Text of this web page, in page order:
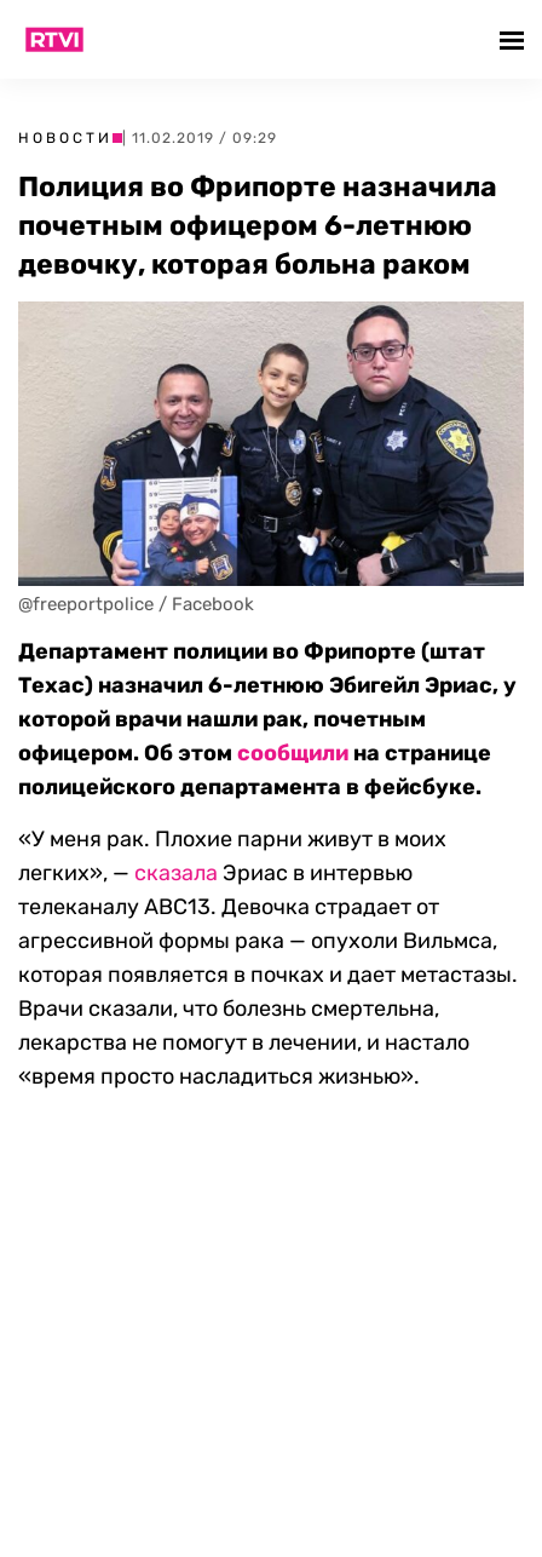
НОВОСТИ | 11.02.2019 / 09:29
Полиция во Фрипорте назначила
почетным офицером 6-летнюю
девочку, которая больна раком
@freeportpolice / Facebook
Департамент полиции во Фрипорте (штат
Техас) назначил 6-летнюю Эбигейл Эриас, у
которой врачи нашли рак, почетным
офицером. Об этом сообщили на странице
полицейского департамента в фейсбуке.
«У меня рак. Плохие парни живут в моих
легких», — сказала Эриас в интервью
телеканалу ABC13. Девочка страдает от
агрессивной формы рака — опухоли Вильмса,
которая появляется в почках и дает метастазы.
Врачи сказали, что болезнь смертельна,
лекарства не помогут в лечении, и настало
«время просто насладиться жизнью».